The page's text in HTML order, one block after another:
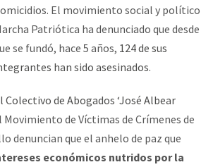
El movimiento social y político
Patriótica ha denunciado que desde
se fundó, hace 5 años, 124 de sus
han sido asesinados.
Colectivo de Abogados ‘José Albear
de Víctimas de Crímenes de
denuncian que el anhelo de paz que
económicos nutridos por la